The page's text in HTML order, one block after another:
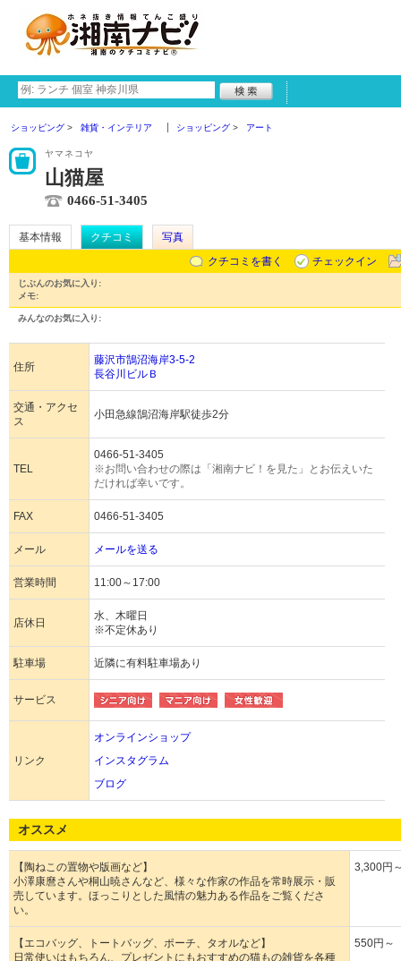
ショッピング 雑貨・インテリア ショッピング アート
ヤマネコヤ
山猫屋
0466-51-3405
基本情報 クチコミ
写真
クチコミを書く
チェックイン
じぶんのお気に入り:
メモ:
みんなのお気に入り:
住所
藤沢市鵠沼海岸3-5-2
長谷川ビルＢ
交通・アクセ
ス
小田急線鵠沼海岸駅徒歩2分
TEL
0466-51-3405
※お問い合わせの際は「湘南ナビ！を見た」とお伝えいた
だければ幸いです。
FAX 0466-51-3405
メール メールを送る
営業時間 11:00～17:00
店休日
水、木曜日
※不定休あり
駐車場 近隣に有料駐車場あり
サービス
リンク
オンラインショップ
インスタグラム
ブログ
オススメ
【陶ねこの置物や版画など】
小澤康麿さんや桐山暁さんなど、様々な作家の作品を常時展示・販
売しています。ほっこりとした風情の魅力ある作品をご覧くださ
い。
3,300円
【エコバッグ、トートバッグ、ポーチ、タオルなど】
日常使いはもちろん、プレゼントにもおすすめの猫もの雑貨を各種
550円～